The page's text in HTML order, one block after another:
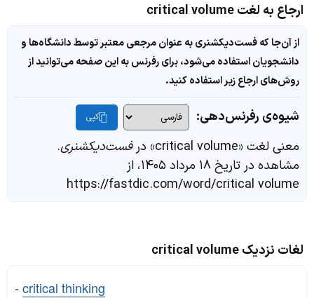
ارجاع به لغت critical volume
از آن‌جا که فست‌دیکشنری به عنوان مرجعی معتبر توسط دانشگاه‌ها و
دانشجویان استفاده می‌شود، برای رفرنس به این صفحه می‌توانید از
روش‌های ارجاع زیر استفاده کنید.
شیوه‌ی رفرنس‌دهی: کپی
معنی لغت «critical volume» در فست‌دیکشنری.
مشاهده در تاریخ ۱۸ مرداد ۱۴۰۵، از
https://fastdic.com/word/critical volume
لغات نزدیک critical volume
-critical thinking